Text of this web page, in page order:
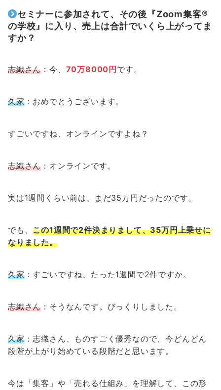
セミナーに参加されて、その後『Zoom集客®
の学校』に入り、売上は合計でいくら上がってま
すか？
志織さん ：今、 70万8000円 です。
久家：おめでとうございます。
すごいですね、オンラインですよね？
志織さん ：オンラインです。
実は1週間くらい前は、まだ35万円だったのです。
でも、 この1週間で2件決まりまして、35万円上乗せに
なりました。
久家：すごいですね、たった1週間で2件ですか。
志織さん ：そうなんです。びっくりしました。
久家：志織さん、ものすごく優秀なので、今どんどん
段階が上がり始めている段階だと思います。
今は「集客」や「売れる仕組み」を理解して、この形